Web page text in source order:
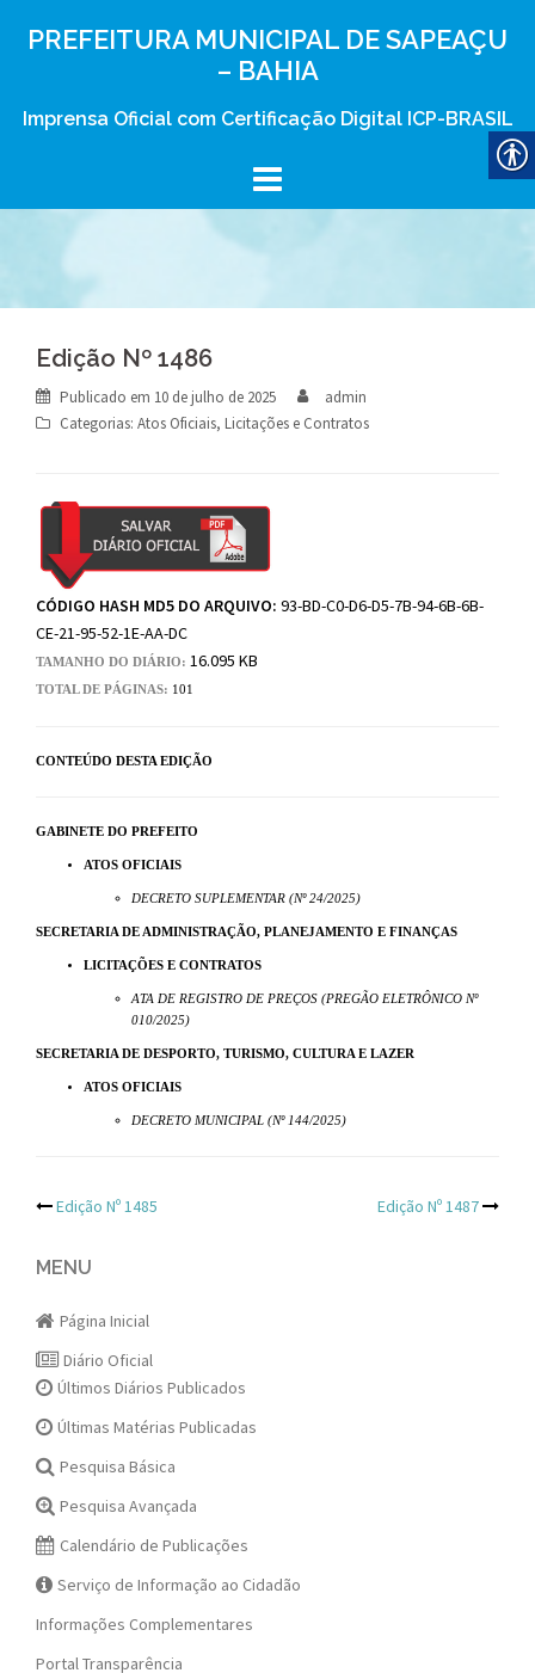
PREFEITURA MUNICIPAL DE SAPEAÇU
– BAHIA
Imprensa Oficial com Certificação Digital ICP-BRASIL
Edição Nº 1486
Publicado em 10 de julho de 2025
admin
Categorias: Atos Oficiais, Licitações e Contratos
CÓDIGO HASH MD5 DO ARQUIVO: 93-BD-C0-D6-D5-7B-94-6B-6B-
CE-21-95-52-1E-AA-DC
TAMANHO DO DIÁRIO: 16.095 KB
TOTAL DE PÁGINAS: 101
CONTEÚDO DESTA EDIÇÃO
GABINETE DO PREFEITO
ATOS OFICIAIS
DECRETO SUPLEMENTAR (Nº 24/2025)
SECRETARIA DE ADMINISTRAÇÃO, PLANEJAMENTO E FINANÇAS
LICITAÇÕES E CONTRATOS
ATA DE REGISTRO DE PREÇOS (PREGÃO ELETRÔNICO Nº
010/2025)
SECRETARIA DE DESPORTO, TURISMO, CULTURA E LAZER
ATOS OFICIAIS
DECRETO MUNICIPAL (Nº 144/2025)
Post
navigation
Edição Nº 1485 Edição Nº 1487
MENU
Página Inicial
Diário Oficial
Últimos Diários Publicados
Últimas Matérias Publicadas
Pesquisa Básica
Pesquisa Avançada
Calendário de Publicações
Serviço de Informação ao Cidadão
Informações Complementares
Portal Transparência